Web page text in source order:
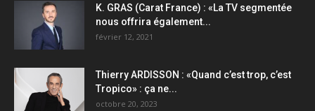
K. GRAS (Carat France) : «La TV segmentée
nous offrira également...
février 12, 2021
Thierry ARDISSON : «Quand c’est trop, c’est
Tropico» : ça ne...
octobre 20, 2023